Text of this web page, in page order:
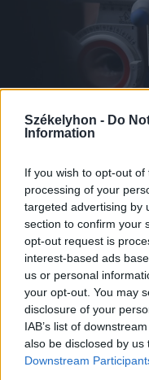
Székelyhon - Do
Information
If you wish to opt-out
processing of your
targeted advertising by
section to confirm your
opt-out request is
interest-based ads
us or personal
your opt-out. You may
disclosure of your
IAB’s list of
also be disclosed by
Downstream
2026. augusztus
Látásjavítás
éjszakai